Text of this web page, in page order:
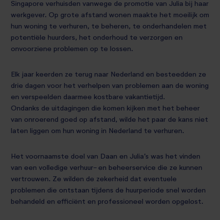
Singapore verhuisden vanwege de promotie van Julia bij haar
werkgever. Op grote afstand wonen maakte het moeilijk om
hun woning te verhuren, te beheren, te onderhandelen met
potentiële huurders, het onderhoud te verzorgen en
onvoorziene problemen op te lossen.
Elk jaar keerden ze terug naar Nederland en besteedden ze
drie dagen voor het verhelpen van problemen aan de woning
en verspeelden daarmee kostbare vakantietijd.
Ondanks de uitdagingen die komen kijken met het beheer
van onroerend goed op afstand, wilde het paar de kans niet
laten liggen om hun woning in Nederland te verhuren.
Het voornaamste doel van Daan en Julia’s was het vinden
van een volledige verhuur- en beheerservice die ze kunnen
vertrouwen. Ze wilden de zekerheid dat eventuele
problemen die ontstaan tijdens de huurperiode snel worden
behandeld en efficiënt en professioneel worden opgelost.